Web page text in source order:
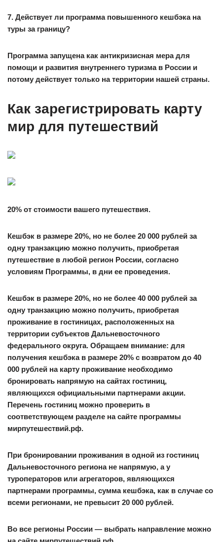
7. Действует ли программа повышенного кешбэка на
туры за границу?
Программа запущена как антикризисная мера для
помощи и развития внутреннего туризма в России и
потому действует только на территории нашей страны.
Как зарегистрировать карту
мир для путешествий
20% от стоимости вашего путешествия.
Кешбэк в размере 20%, но не более 20 000 рублей за
одну транзакцию можно получить, приобретая
путешествие в любой регион России, согласно
условиям Программы, в дни ее проведения.
Кешбэк в размере 20%, но не более 40 000 рублей за
одну транзакцию можно получить, приобретая
проживание в гостиницах, расположенных на
территории субъектов Дальневосточного
федерального округа. Обращаем внимание: для
получения кешбэка в размере 20% с возвратом до 40
000 рублей на карту проживание необходимо
бронировать напрямую на сайтах гостиниц,
являющихся официальными партнерами акции.
Перечень гостиниц можно проверить в
соответствующем разделе на сайте программы
мирпутешествий.рф.
При бронировании проживания в одной из гостиниц
Дальневосточного региона не напрямую, а у
туроператоров или агрегаторов, являющихся
партнерами программы, сумма кешбэка, как в случае со
всеми регионами, не превысит 20 000 рублей.
Во все регионы России — выбрать направление можно